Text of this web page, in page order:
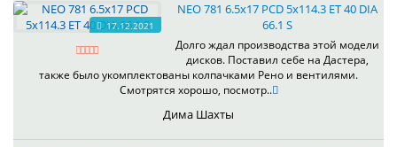
17.12.2021
NEO 781 6.5x17 PCD 5x114.3 ET 40 DIA
66.1 S
Долго ждал производства этой модели
дисков. Поставил себе на Дастера,
также было укомплектованы колпачками Рено и вентилями.
Смотрятся хорошо, посмотр..
Дима Шахты